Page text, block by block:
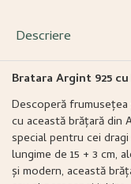
Descriere
Bratara Argint 925
Descoperă
cu această brățară din
special pentru cei
lungime de 15 + 3 cm,
și modern, această